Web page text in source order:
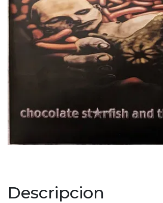
Descripcion